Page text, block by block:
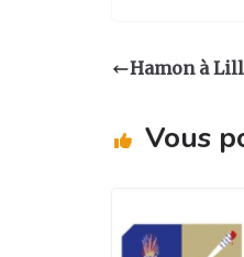
a
ra
e
o
Hamon à
Vous